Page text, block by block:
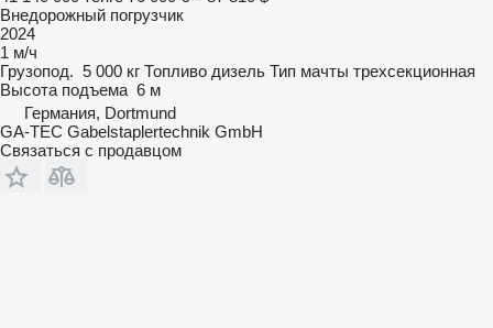
Внедорожный погрузчик
2024
1 м/ч
Грузопод. 5 000 кг Топливо дизель Тип мачты трехсекционная
Высота подъема 6 м
Германия, Dortmund
GA-TEC Gabelstaplertechnik GmbH
Связаться с продавцом